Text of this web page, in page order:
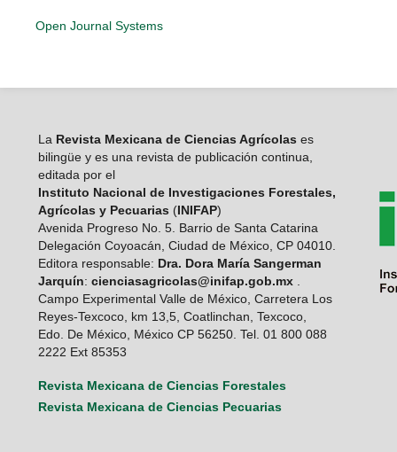
Open Journal Systems
LaRevista Mexicana de Ciencias Agrícolas es
bilingüe y es una revista de publicación continua,
editada por el
Instituto Nacional de Investigaciones Forestales,
Agrícolas y Pecuarias (INIFAP)
Avenida Progreso No. 5. Barrio de Santa Catarina
Delegación Coyoacán, Ciudad de México, CP 04010.
Editora responsable: Dra. Dora María Sangerman
Jarquín: cienciasagricolas@inifap.gob.mx.
Campo Experimental Valle de México, Carretera Los
Reyes-Texcoco, km 13,5, Coatlinchan, Texcoco,
Edo. De México, México CP 56250. Tel. 01 800 088
2222 Ext 85353
Revista Mexicana de Ciencias Forestales
Revista Mexicana de Ciencias Pecuarias